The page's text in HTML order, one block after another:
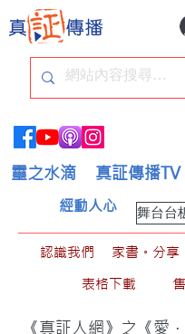
靈之水滴 真証傳播TV
舞台台
經動人心
認識我們 家書。分享
表格下載
《真証人網》之《愛